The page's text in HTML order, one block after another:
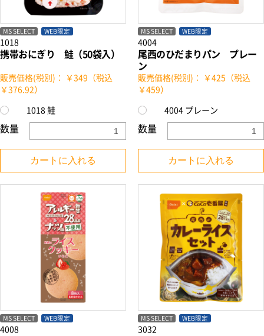
MS SELECT WEB限定
1018
携帯おにぎり 鮭（50袋入）
販売価格(税別)： ￥349（税込
￥376.92）
1018 鮭
数量
カートに入れる
MS SELECT WEB限定
4004
尾西のひだまりパン プレー
ン
販売価格(税別)： ￥425（税込
￥459）
4004 プレーン
数量
カートに入れる
MS SELECT WEB限定
4008
MS SELECT WEB限定
3032